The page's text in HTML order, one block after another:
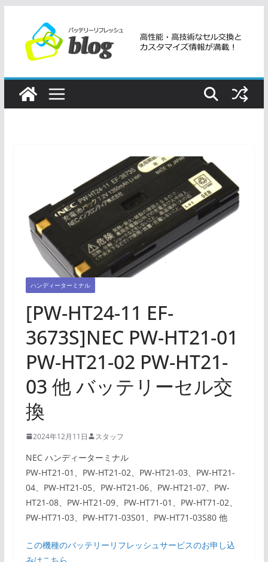
ツ
ハンディーターミナル
[PW-HT24-11 EF-
3673S]NEC PW-HT21-01
PW-HT21-02 PW-HT21-
03 他 バッテリーセル交
換
2024年12月11日 スタッフ
NEC ハンディーターミナル
PW-HT21-01、PW-HT21-02、PW-HT21-03、PW-HT21-
04、PW-HT21-05、PW-HT21-06、PW-HT21-07、PW-
HT21-08、PW-HT21-09、PW-HT71-01、PW-HT71-02、
PW-HT71-03、PW-HT71-03S01、PW-HT71-03S80 他
この機種のバッテリーリフレッシュサービスのお申し込
みはこちら